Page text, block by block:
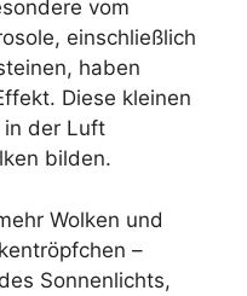
vom
einschließlich
haben
Diese kleinen
der Luft
bilden.
Wolken und
–
Sonnenlichts,